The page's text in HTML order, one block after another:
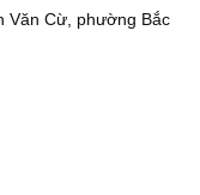
Cừ, phường Bắc